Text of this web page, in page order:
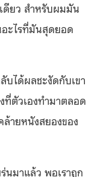
ดียว สำหรับผมมัน
ะไรที่มันสุดยอด
บได้ผลชะงัดกับเขา
ที่ตัวเองทำมาตลอด
ายหนังสยองของ
นมาแล้ว พอเราถูก